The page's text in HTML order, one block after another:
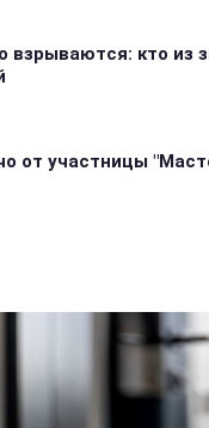
взрываются: кто из
от участницы